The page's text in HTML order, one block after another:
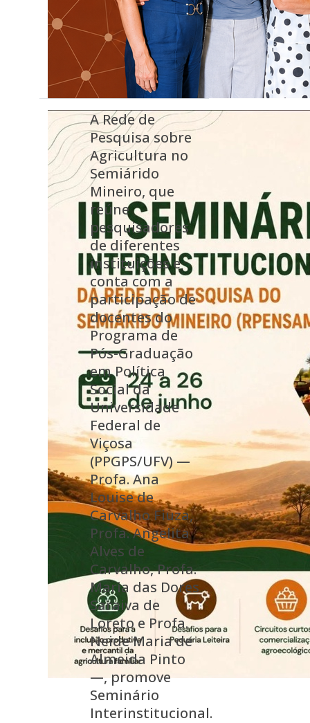
A Rede de
Pesquisa sobre
Agricultura no
Semiárido
Mineiro, que
reúne
pesquisadores
de diferentes
instituições e
conta com a
participação de
docentes do
Programa de
Pós-Graduação
em Política
Social da
Universidade
Federal de
Viçosa
(PPGPS/UFV) —
Profa. Ana
Louise de
Carvalho Fiuza,
Profa. Angelita
Alves de
Carvalho, Profa.
Maria das Dores
Saraiva de
Loreto e Profa.
Neide Maria de
Almeida Pinto
—, promove
Seminário
Interinstitucional.